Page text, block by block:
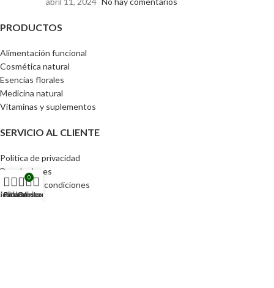
PRODUCTOS
Alimentación funcional
Cosmética natural
Esencias florales
Medicina natural
Vitaminas y suplementos
SERVICIO AL CLIENTE
Política de privacidad
Devoluciones
Términos y condiciones
Filtros
de deseos
0
Carrito
Mi cuenta